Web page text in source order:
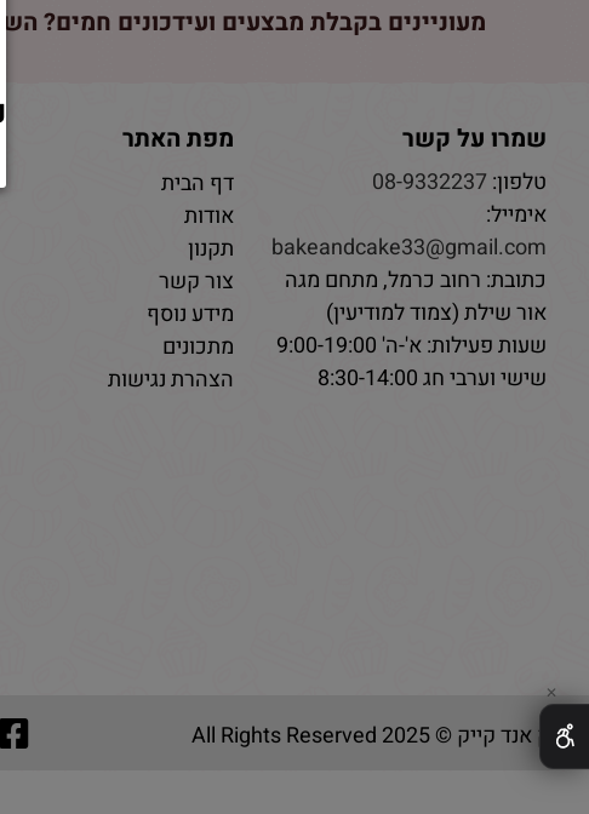
מעוניינים בקבלת מבצעים ועידכונים חמים?
שמרו על קשר
טלפון:08-9332237
אימייל:
bakeandcake33@gmail.com
כתובת: רחוב כרמל, מתחם מגה
אור שילת (צמוד למודיעין)
שעות פעילות: א'-ה' 9:00-19:00
שישי וערבי חג 8:30-14:00
מפת האתר
דף הבית
אודות
תקנון
צור קשר
מידע נוסף
מתכונים
הצהרת נגישות
בייק אנד קייק © 2025 All Rights Reserved
✕